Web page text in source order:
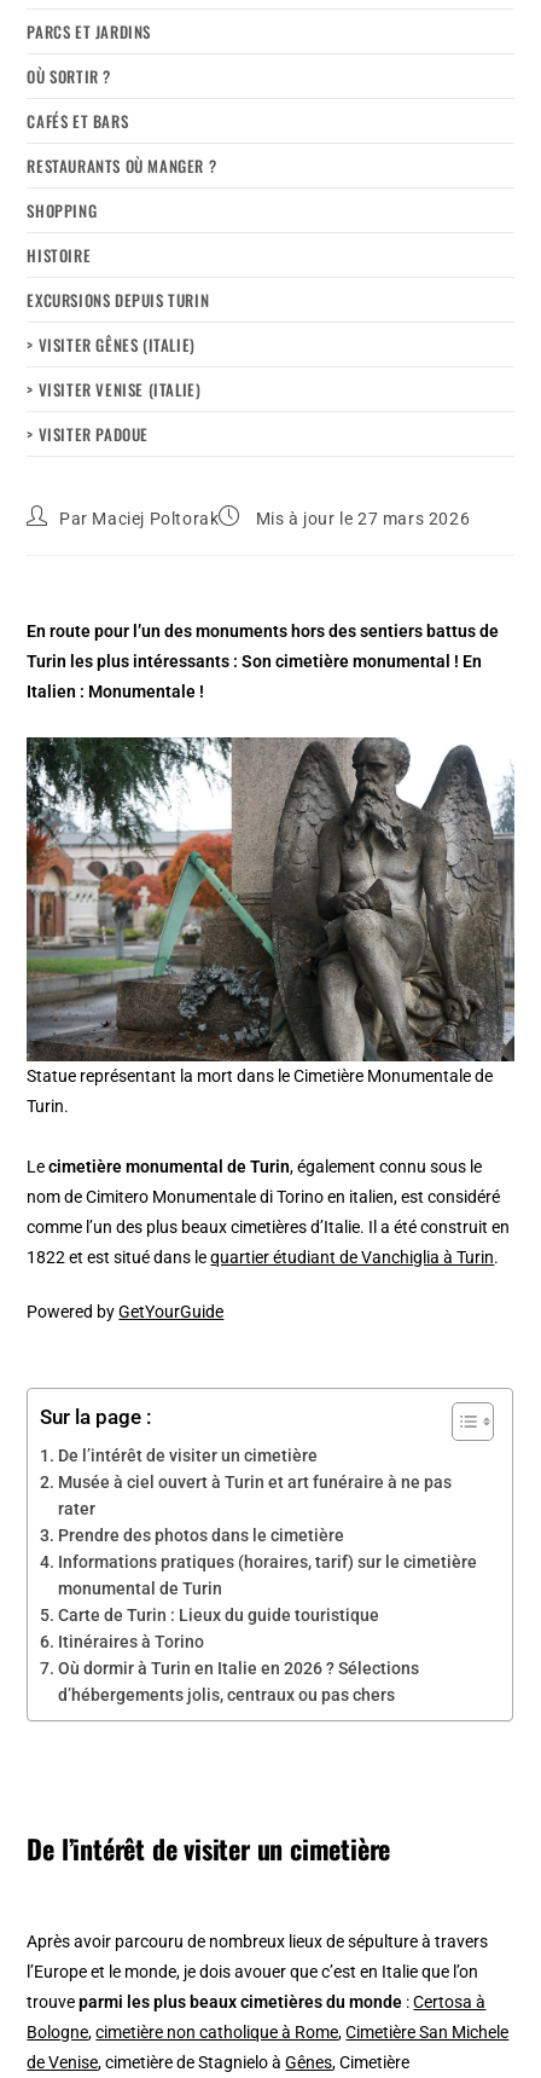
PARCS ET JARDINS
OÙ SORTIR ?
CAFÉS ET BARS
RESTAURANTS OÙ MANGER ?
SHOPPING
HISTOIRE
EXCURSIONS DEPUIS TURIN
> VISITER GÊNES (ITALIE)
> VISITER VENISE (ITALIE)
> VISITER PADOUE
Par Maciej Poltorak Mis à jour le 27 mars 2026
En route pour l’un des monuments hors des sentiers battus de
Turin les plus intéressants : Son cimetière monumental ! En
Italien : Monumentale !
Statue représentant la mort dans le Cimetière Monumentale de
Turin.
Lecimetière monumental de Turin, également connu sous le
nom de Cimitero Monumentale di Torino en italien, est considéré
comme l’un des plus beaux cimetières d’Italie. Il a été construit en
1822 et est situé dans lequartier étudiant de Vanchiglia à Turin.
Powered byGetYourGuide
Sur la page :
De l’intérêt de visiter un cimetière
Musée à ciel ouvert à Turin et art funéraire à ne pas
rater
Prendre des photos dans le cimetière
Informations pratiques (horaires, tarif) sur le cimetière
monumental de Turin
Carte de Turin : Lieux du guide touristique
Itinéraires à Torino
Où dormir à Turin en Italie en 2026 ? Sélections
d’hébergements jolis, centraux ou pas chers
De l’intérêt de visiter un cimetière
Après avoir parcouru de nombreux lieux de sépulture à travers
l’Europe et le monde, je dois avouer que c’est en Italie que l’on
trouveparmi les plus beaux cimetières du monde :Certosa à
Bologne,cimetière non catholique à Rome,Cimetière San Michele
de Venise, cimetière de Stagnielo àGênes, Cimetière